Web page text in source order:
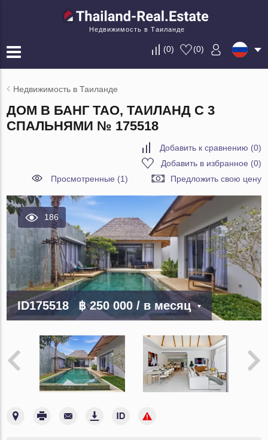
Недвижимость в Таиланде
(0) (0)
Недвижимость в Таиланде
ДОМ В БАНГ ТАО, ТАИЛАНД С 3
СПАЛЬНЯМИ № 175518
Добавить к сравнению (0)
Добавить в избранное (0)
Просмотренные (1)
Предложить свою цену
186
ID175518 ฿ 250 000/ в месяц